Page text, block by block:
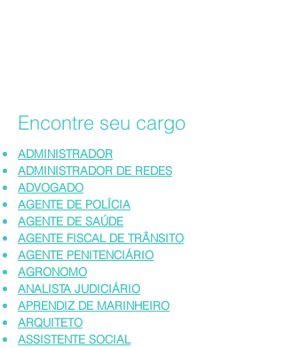
Encontre seu cargo
ADMINISTRADOR
ADMINISTRADOR DE REDES
ADVOGADO
AGENTE DE POLÍCIA
AGENTE DE SAÚDE
AGENTE FISCAL DE TRÂNSITO
AGENTE PENITENCIÁRIO
AGRONOMO
ANALISTA JUDICIÁRIO
APRENDIZ DE MARINHEIRO
ARQUITETO
ASSISTENTE SOCIAL